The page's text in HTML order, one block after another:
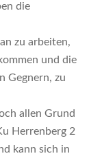
die
zu arbeiten,
und die
Gegnern, zu
allen Grund
Herrenberg 2
kann sich in